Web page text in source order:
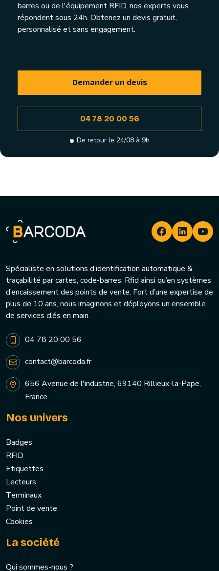
barres ou de l'équipement RFID, nos experts vous
répondent sous 24h. Obtenez un devis gratuit,
personnalisé et sans engagement.
Demander un devis
04 78 20 00 56
De retour le 24/08 à 9h
Spécialiste en solutions d’identification automatique &
traçabilité par cartes, code-barres, Rfid ainsi qu’en systèmes
d’encaissement des points de vente. Fort d’une expertise de
plus de 10 ans, nous imaginons et déployons un ensemble
de services clés en main.
04 78 20 00 56
contact@barcoda.fr
656 Avenue de l'industrie, 69140 Rillieux-la-Pape,
France
Nos univers
Badges
RFID
Etiquettes
Lecteurs
Terminaux
Point de vente
Cookies
La société
Qui sommes-nous ?